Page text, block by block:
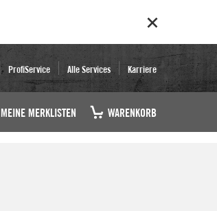
ProfiService Alle Services Karriere
MEINE MERKLISTEN WARENKORB